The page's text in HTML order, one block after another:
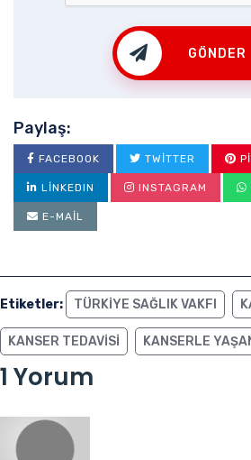
GÖNDER
Paylaş:
FACEBOOK TWITTER
LINKEDIN INSTAGRAM
E-MAIL
Etiketler: TÜRKIYE SAĞLIK VAKFI
KANSER TEDAVISI KANSERLE
1 Yorum